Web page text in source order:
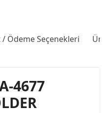
/ Ödeme Seçenekleri
4677